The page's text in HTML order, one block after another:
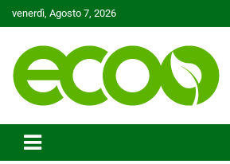
to
venerdì, Agosto 7, 2026
Ecoo.it